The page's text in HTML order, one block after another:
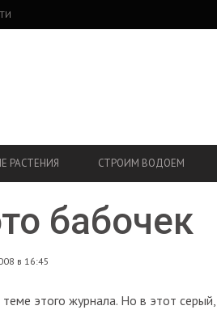
РАСТЕНИЯ СТРОИМ ВОДОЕМ
бабочек
в 16:45
этого журнала. Но в этот